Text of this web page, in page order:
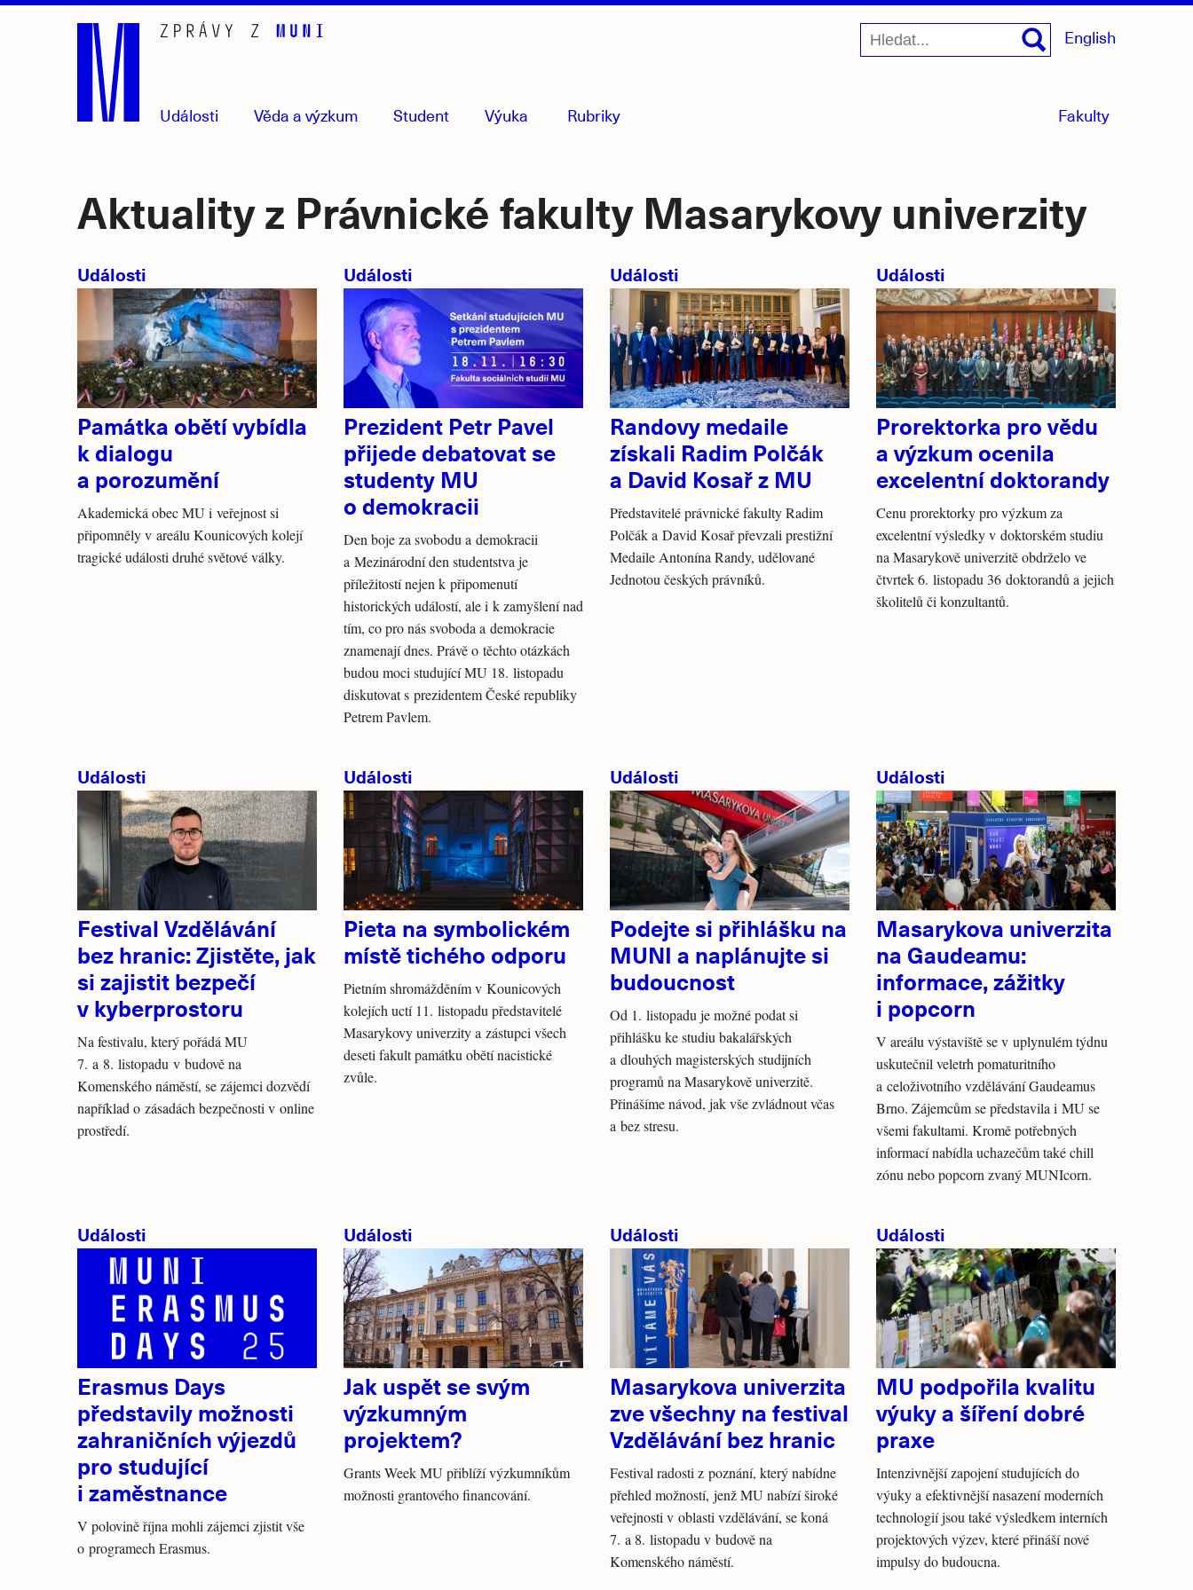
Události Věda a výzkum Student Výuka Rubriky Fakultymenu
English
Aktuality z Právnické fakulty Masarykovy univerzity
Události
Památka obětí vybídla
k dialogu
a porozumění
Akademická obec MU i veřejnost si
připomněly v areálu Kounicových kolejí
tragické události druhé světové války.
Události
Prezident Petr Pavel
přijede debatovat se
studenty MU
o demokracii
Den boje za svobodu a demokracii
a Mezinárodní den studentstva je
příležitostí nejen k připomenutí
historických událostí, ale i k zamyšlení nad
tím, co pro nás svoboda a demokracie
znamenají dnes. Právě o těchto otázkách
budou moci studující MU 18. listopadu
diskutovat s prezidentem České republiky
Petrem Pavlem.
Události
Randovy medaile
získali Radim Polčák
a David Kosař z MU
Představitelé právnické fakulty Radim
Polčák a David Kosař převzali prestižní
Medaile Antonína Randy, udělované
Jednotou českých právníků.
Události
Prorektorka pro vědu
a výzkum ocenila
excelentní doktorandy
Cenu prorektorky pro výzkum za
excelentní výsledky v doktorském studiu
na Masarykově univerzitě obdrželo ve
čtvrtek 6. listopadu 36 doktorandů a jejich
školitelů či konzultantů.
Události
Festival Vzdělávání
bez hranic: Zjistěte, jak
si zajistit bezpečí
v kyberprostoru
Na festivalu, který pořádá MU
7. a 8. listopadu v budově na
Komenského náměstí, se zájemci dozvědí
například o zásadách bezpečnosti v online
prostředí.
Události
Pieta na symbolickém
místě tichého odporu
Pietním shromážděním v Kounicových
kolejích uctí 11. listopadu představitelé
Masarykovy univerzity a zástupci všech
deseti fakult památku obětí nacistické
zvůle.
Události
Podejte si přihlášku na
MUNI a naplánujte si
budoucnost
Od 1. listopadu je možné podat si
přihlášku ke studiu bakalářských
a dlouhých magisterských studijních
programů na Masarykově univerzitě.
Přinášíme návod, jak vše zvládnout včas
a bez stresu.
Události
Masarykova univerzita
na Gaudeamu:
informace, zážitky
i popcorn
V areálu výstaviště se v uplynulém týdnu
uskutečnil veletrh pomaturitního
a celoživotního vzdělávání Gaudeamus
Brno. Zájemcům se představila i MU se
všemi fakultami. Kromě potřebných
informací nabídla uchazečům také chill
zónu nebo popcorn zvaný MUNIcorn.
Události
Erasmus Days
představily možnosti
zahraničních výjezdů
pro studující
i zaměstnance
V polovině října mohli zájemci zjistit vše
o programech Erasmus.
Události
Jak uspět se svým
výzkumným
projektem?
Grants Week MU přiblíží výzkumníkům
možnosti grantového financování.
Události
Masarykova univerzita
zve všechny na festival
Vzdělávání bez hranic
Festival radosti z poznání, který nabídne
přehled možností, jenž MU nabízí široké
veřejnosti v oblasti vzdělávání, se koná
7. a 8. listopadu v budově na
Komenského náměstí.
Události
MU podpořila kvalitu
výuky a šíření dobré
praxe
Intenzivnější zapojení studujících do
výuky a efektivnější nasazení moderních
technologií jsou také výsledkem interních
projektových výzev, které přináší nové
impulsy do budoucna.